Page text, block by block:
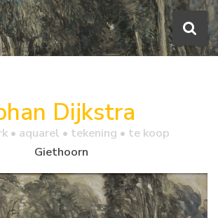
Dijkstra
• aquarel • tekening • te koop
Giethoorn